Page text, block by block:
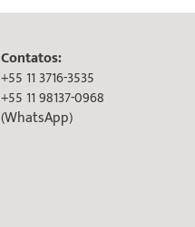
Contatos:
+55 11 3716-3535
+55 11 98137-0968
(WhatsApp)